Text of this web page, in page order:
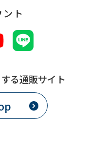
ト
る通販サイト